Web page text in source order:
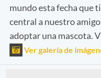
mundo esta fecha que
central a nuestro
adoptar una mascota.
Ver galería de